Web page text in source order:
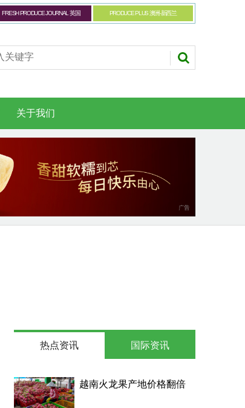
FRESH PRODUCE JOURNAL 英国 PRODUCE PLUS 澳洲-新西兰
关于我们
热点资讯
越南火龙果产地价格翻倍
国际资讯